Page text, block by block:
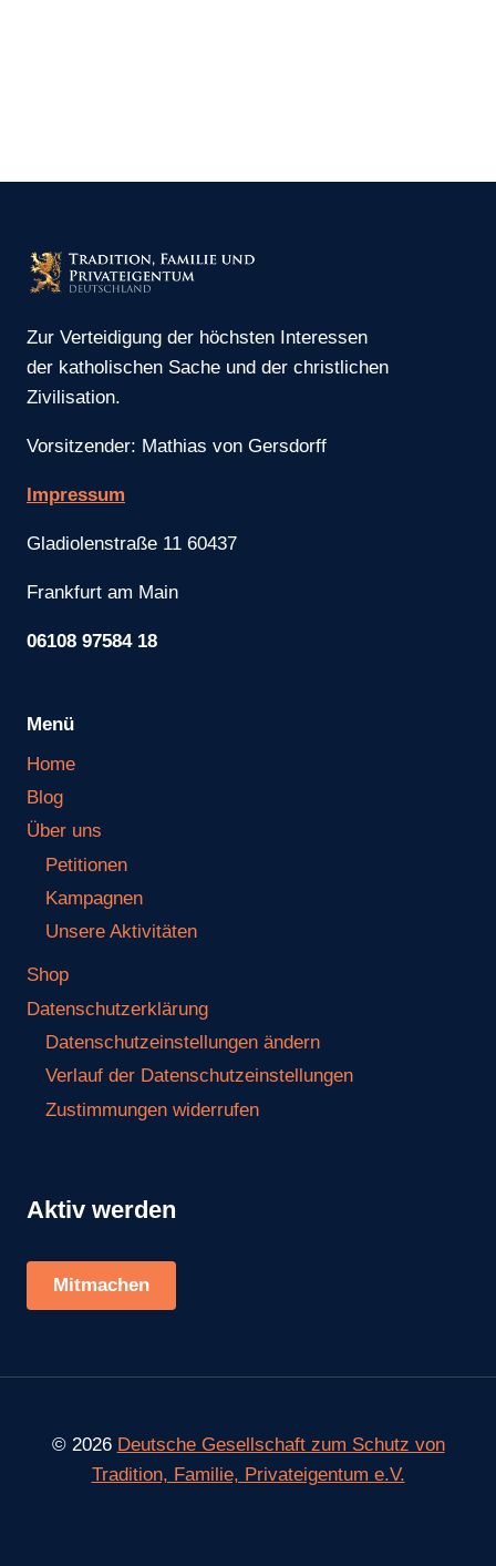
Zur Verteidigung der höchsten Interessen
der katholischen Sache und der christlichen
Zivilisation.
Vorsitzender: Mathias von Gersdorff
Impressum
Gladiolenstraße 11 60437
Frankfurt am Main
06108 97584 18
Menü
Home
Blog
Über uns
Petitionen
Kampagnen
Unsere Aktivitäten
Shop
Datenschutzerklärung
Datenschutzeinstellungen ändern
Verlauf der Datenschutzeinstellungen
Zustimmungen widerrufen
Aktiv werden
Mitmachen
© 2026 Deutsche Gesellschaft zum Schutz von
Tradition, Familie, Privateigentum e.V.